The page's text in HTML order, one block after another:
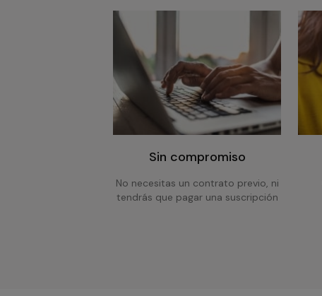
Sin compromiso
No necesitas un contrato previo, ni
tendrás que pagar una suscripción